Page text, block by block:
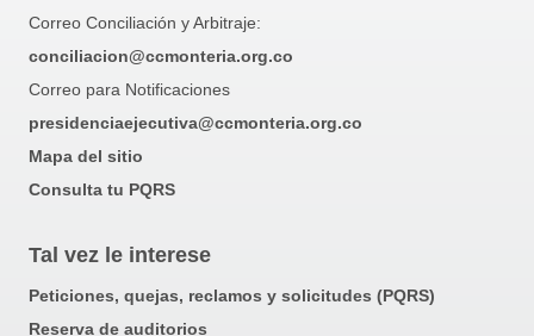
Correo Conciliación y Arbitraje:
conciliacion@ccmonteria.org.co
Correo para Notificaciones
presidenciaejecutiva@ccmonteria.org.co
Mapa del sitio
Consulta tu PQRS
Tal vez le interese
Peticiones, quejas, reclamos y solicitudes (PQRS)
Reserva de auditorios